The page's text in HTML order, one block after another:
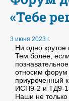
«Тебе
3 июня 2023 г.
Ни одно
Тем более,
относим форум
приуроченный
ИСП9-2 и ТД9-
Наши не только